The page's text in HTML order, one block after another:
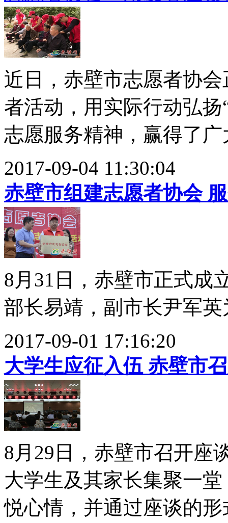
近日，赤壁市志愿者协
者活动，用实际行动弘
志愿服务精神，赢得了
2017-09-04 11:30:04
赤壁市组建志愿者协会
8月31日，赤壁市正式成
部长易靖，副市长尹军
2017-09-01 17:16:20
大学生应征入伍 赤壁市
8月29日，赤壁市召开座
大学生及其家长集聚一
悦心情，并通过座谈的